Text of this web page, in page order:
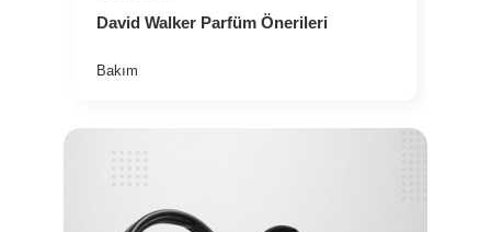
David Walker Parfüm Önerileri
Bakım